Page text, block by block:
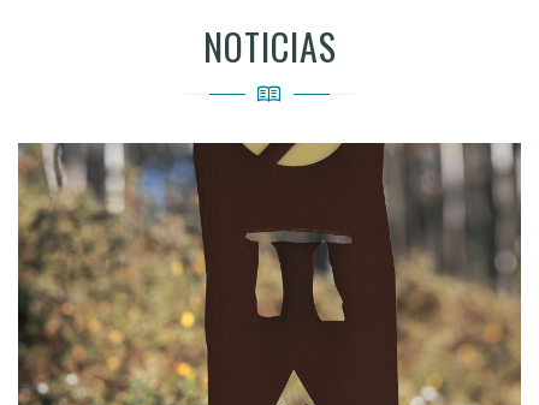
NOTICIAS